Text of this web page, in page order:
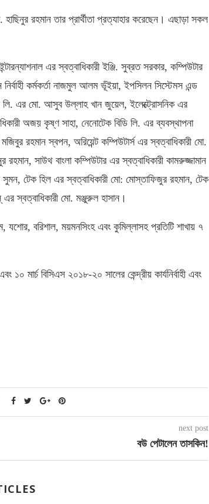
হাছিনুর রহমান তার প্রার্থীতা প্রত্যাহার করেছেন। এছাড়া সকল
এর স্বত্বাধিকারী ইঞ্জি. সুব্রত সরকার, কম্পিউটার
কর্মকর্তা নাজমুল আলম ভূঁইয়া, ইপসিলন সিস্টেমস এন্ড
লি. এর মো. আসুব উল্লাহ খান জুয়েল, ইলেক্ট্রোসনিক এর
অজয় কৃষ্ণ সাহা, নেনোটেক বিডি লি. এর ব্যবস্থাপনা
রহমান স্বপন, অরিয়েন্ট কম্পিউটার্স এর স্বত্বাধিকারী মো.
সাউথ বাংলা কম্পিউটার এর স্বত্বাধিকারী কামরুজ্জামান
সুমন, টেক হিল এর স্বত্বাধিকারী মো: মোস্তাফিজুর রহমান, টেক
স্বত্বাধিকারী মো. মঞ্জুরুল হাসান।
যশোর, বরিশাল, ময়মনসিংহ এবং কুমিল্লাসহ প্রতিটি শাখায় ৭
১০ মার্চ বিসিএস ২০১৮-২০ সালের কেন্দ্রীয় কার্যনির্বাহী এবং
next post
বউ পেটালেন তাসকিন!